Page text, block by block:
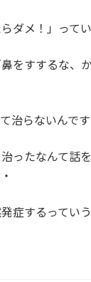
ダメ！」って
をすするな、
治らないんで
ったなんて話
症するってい